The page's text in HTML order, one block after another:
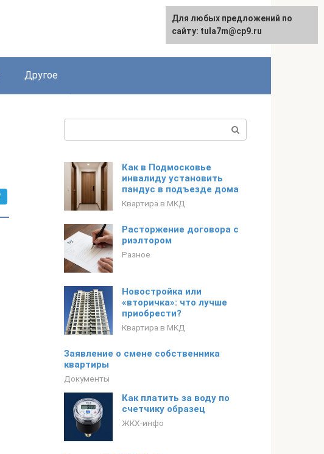
Другое
Как в Подмосковье
инвалиду установить
пандус в подъезде дома
Квартира в МКД
Расторжение договора с
риэлтором
Разное
Новостройка или
«вторичка»: что лучше
приобрести?
Квартира в МКД
Заявление о смене собственника
квартиры
Документы
Как платить за воду по
счетчику образец
ЖКХ-инфо
Для любых предложений по
сайту: tula7m@cp9.ru